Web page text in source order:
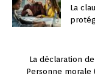
La
La déclaration
Personne morale